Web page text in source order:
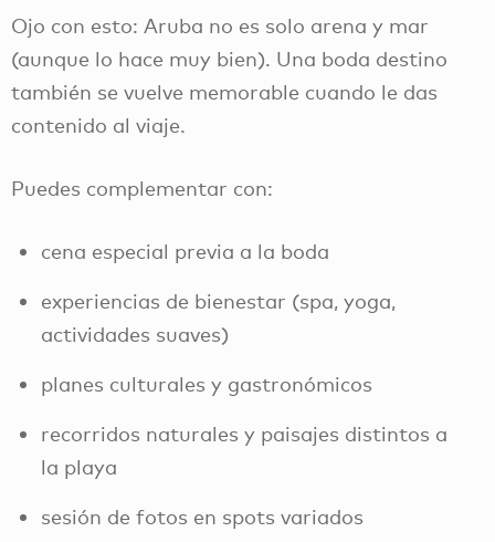
Ojo con esto: Aruba no es solo arena y mar
(aunque lo hace muy bien). Una boda destino
también se vuelve memorable cuando le das
contenido al viaje.
Puedes complementar con:
cena especial previa a la boda
experiencias de bienestar (spa, yoga,
actividades suaves)
planes culturales y gastronómicos
recorridos naturales y paisajes distintos a
la playa
sesión de fotos en spots variados